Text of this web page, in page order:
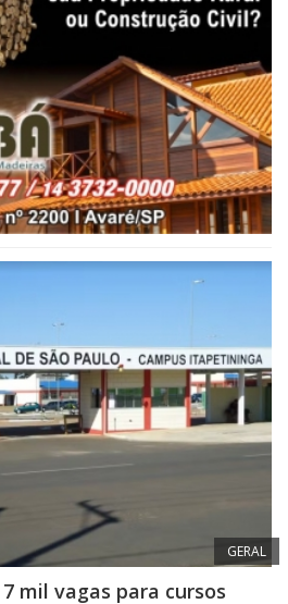
GERAL
mil vagas para cursos